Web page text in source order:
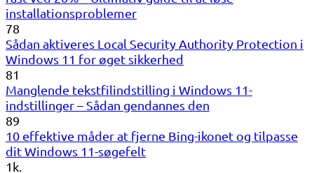
installationsproblemer
78
Sådan aktiveres Local Security Authority Protection i
Windows 11 for øget sikkerhed
81
Manglende tekstfilindstilling i Windows 11-
indstillinger – Sådan gendannes den
89
10 effektive måder at fjerne Bing-ikonet og tilpasse
dit Windows 11-søgefelt
1k.